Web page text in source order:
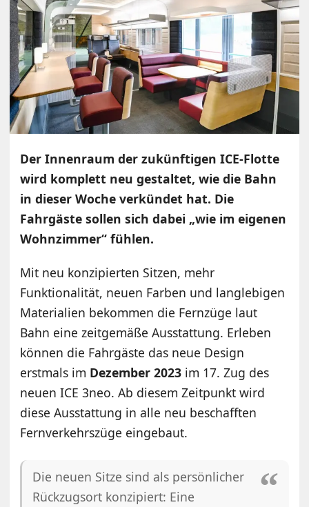
Der Innenraum der zukünftigen ICE-Flotte
wird komplett neu gestaltet, wie die Bahn
in dieser Woche verkündet hat. Die
Fahrgäste sollen sich dabei „wie im eigenen
Wohnzimmer“ fühlen.
Mit neu konzipierten Sitzen, mehr
Funktionalität, neuen Farben und langlebigen
Materialien bekommen die Fernzüge laut
Bahn eine zeitgemäße Ausstattung. Erleben
können die Fahrgäste das neue Design
erstmals im Dezember 2023 im 17. Zug des
neuen ICE 3neo. Ab diesem Zeitpunkt wird
diese Ausstattung in alle neu beschafften
Fernverkehrszüge eingebaut.
Die neuen Sitze sind als persönlicher
Rückzugsort konzipiert: Eine